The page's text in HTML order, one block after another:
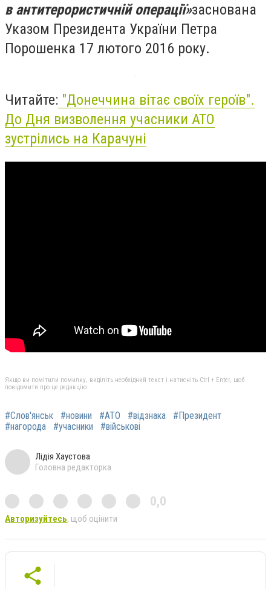
в антитерористичній операції»заснована
Указом Президента України Петра
Порошенка 17 лютого 2016 року.
Читайте: "Донеччина вітає своїх героїв".
До Дня визволення учасники АТО
зустрілись на Карачуні
Якщо ви помітили помилку, виділіть необхідний текст і натисніть Ctrl + Enter, щоб
повідомити про це редакцію
#Слов'янськ #новини #АТО #відзнака
#Президент
#нагорода
#учасники #військові
Лідія Хаустова
Головна редакторка
0,0
Авторизуйтесь, щоб оцінити